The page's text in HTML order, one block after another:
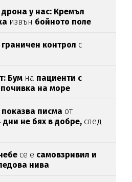
у нас: Кремъл
извън бойното поле
контрол с
Бум на пациенти с
почивка на море
писма от
дни не бях в добре, след
се е самовзривил и
нива